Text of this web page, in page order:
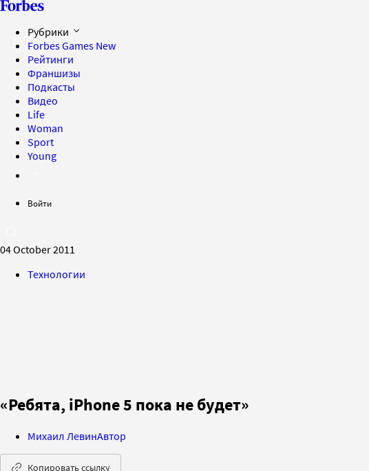
Рубрики
Forbes Games New
Рейтинги
Франшизы
Подкасты
Видео
Life
Woman
Sport
Young
Войти
04 October 2011
Технологии
«Ребята, iPhone 5 пока не будет»
Михаил ЛевинАвтор
Копировать ссылку